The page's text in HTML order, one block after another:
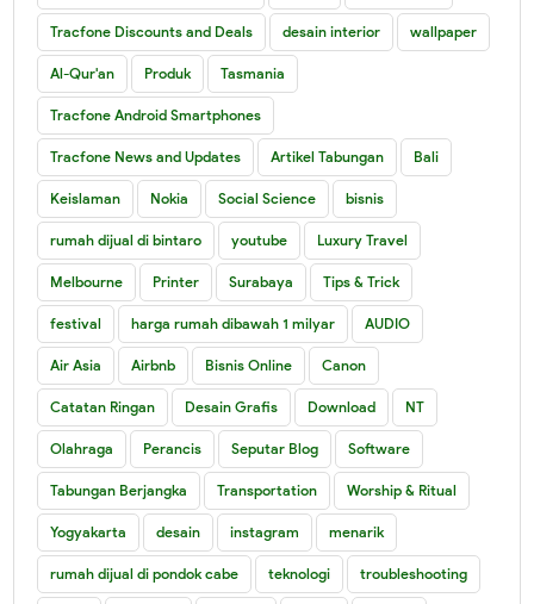
Tracfone Discounts and Deals desain interior wallpaper
Al-Qur'an Produk Tasmania
Tracfone Android Smartphones
Tracfone News and Updates Artikel Tabungan Bali
Keislaman Nokia Social Science bisnis
rumah dijual di bintaro youtube Luxury Travel
Melbourne Printer Surabaya Tips & Trick
festival harga rumah dibawah 1 milyar AUDIO
Air Asia Airbnb Bisnis Online Canon
Catatan Ringan Desain Grafis Download NT
Olahraga Perancis Seputar Blog Software
Tabungan Berjangka Transportation Worship & Ritual
Yogyakarta desain instagram menarik
rumah dijual di pondok cabe teknologi troubleshooting